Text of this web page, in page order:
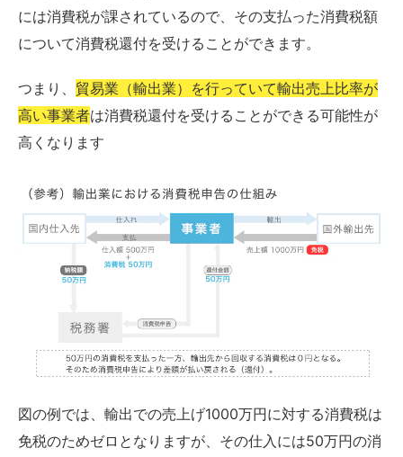
には消費税が課されているので、その支払った消費税額
について消費税還付を受けることができます。
つまり、 貿易業（輸出業）を行っていて輸出売上比率が
高い事業者は消費税還付を受けることができる可能性が
高くなります
図の例では、輸出での売上げ1000万円に対する消費税は
免税のためゼロとなりますが、その仕入には50万円の消